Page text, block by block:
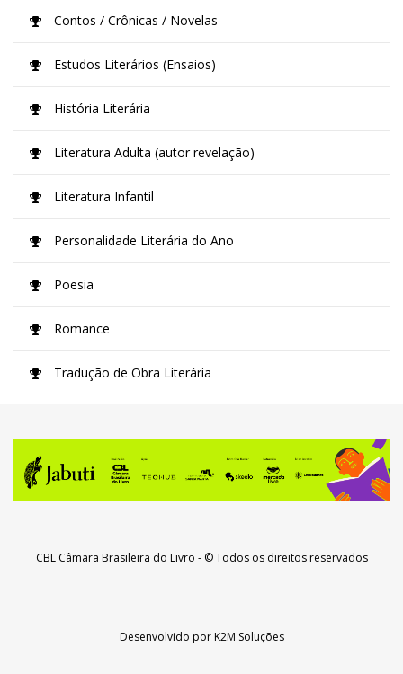
Contos / Crônicas / Novelas
Estudos Literários (Ensaios)
História Literária
Literatura Adulta (autor revelação)
Literatura Infantil
Personalidade Literária do Ano
Poesia
Romance
Tradução de Obra Literária
CBL Câmara Brasileira do Livro - © Todos os direitos reservados
Desenvolvido porK2M Soluções